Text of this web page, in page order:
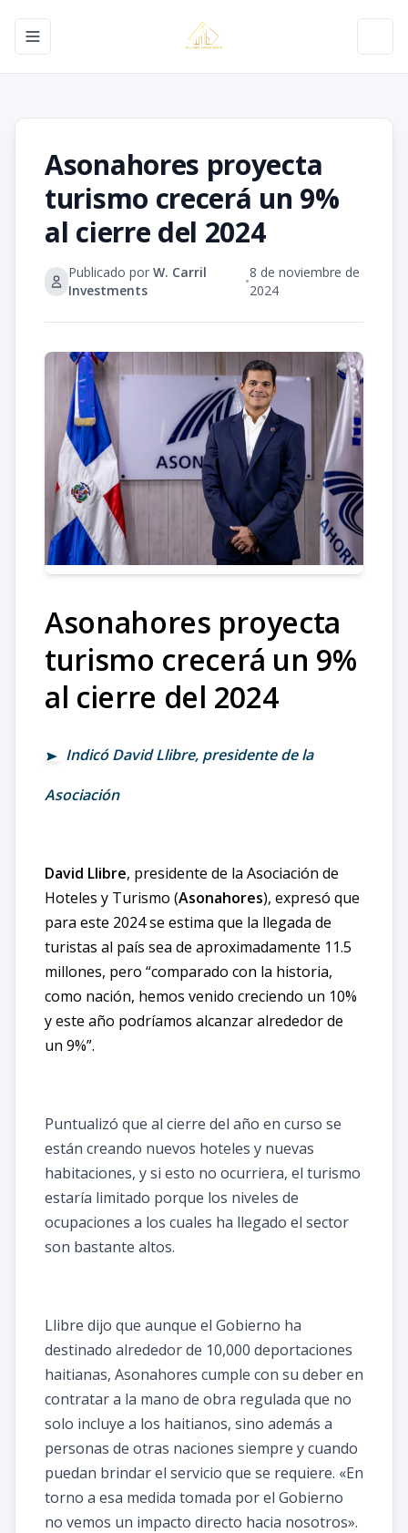
Toggle navigation menu
Asonahores proyecta
turismo crecerá un 9%
al cierre del 2024
Publicado por W. Carril
Investments
•
8 de noviembre de
2024
Asonahores proyecta
turismo crecerá un 9%
al cierre del 2024
Indicó David Llibre, presidente de la
Asociación
David Llibre, presidente de la Asociación de
Hoteles y Turismo (Asonahores), expresó que
para este 2024 se estima que la llegada de
turistas al país sea de aproximadamente 11.5
millones, pero “comparado con la historia,
como nación, hemos venido creciendo un 10%
y este año podríamos alcanzar alrededor de
un 9%”.
Puntualizó que al cierre del año en curso se
están creando nuevos hoteles y nuevas
habitaciones, y si esto no ocurriera, el turismo
estaría limitado porque los niveles de
ocupaciones a los cuales ha llegado el sector
son bastante altos.
Llibre dijo que aunque el Gobierno ha
destinado alrededor de 10,000 deportaciones
haitianas, Asonahores cumple con su deber en
contratar a la mano de obra regulada que no
solo incluye a los haitianos, sino además a
personas de otras naciones siempre y cuando
puedan brindar el servicio que se requiere. «En
torno a esa medida tomada por el Gobierno
no vemos un impacto directo hacia nosotros».